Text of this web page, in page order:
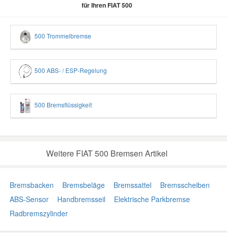
für Ihren FIAT 500
500 Trommelbremse
500 ABS- / ESP-Regelung
500 Bremsflüssigkeit
Weitere FIAT 500 Bremsen Artikel
Bremsbacken Bremsbeläge Bremssattel
Bremsscheiben
ABS-Sensor
Handbremsseil
Elektrische Parkbremse
Radbremszylinder